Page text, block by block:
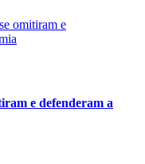
e defenderam a